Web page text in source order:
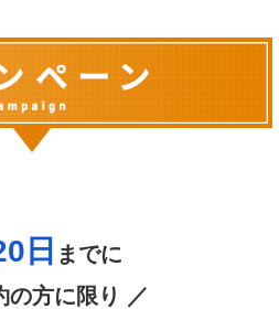
日 までに
の方に限り ／